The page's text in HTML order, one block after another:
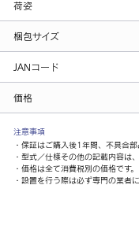
荷姿
梱包サイズ
JANコード
価格
注意事項
・保証はご購入後1年間、不具合
・型式／仕様その他の記載内容は
・価格は全て消費税別の価格です。
・設置を行う際は必ず専門の業者